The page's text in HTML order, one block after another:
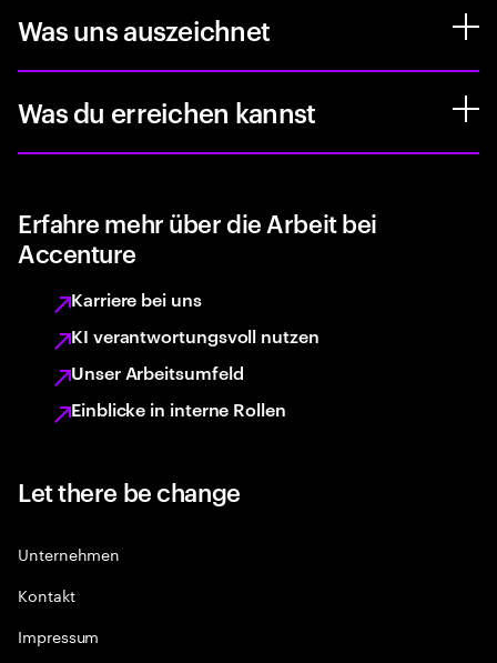
Was uns auszeichnet
Was du erreichen kannst
Erfahre mehr über die Arbeit bei
Accenture
Karriere bei uns
KI verantwortungsvoll nutzen
Unser Arbeitsumfeld
Einblicke in interne Rollen
Let there be change
Unternehmen
Kontakt
Impressum